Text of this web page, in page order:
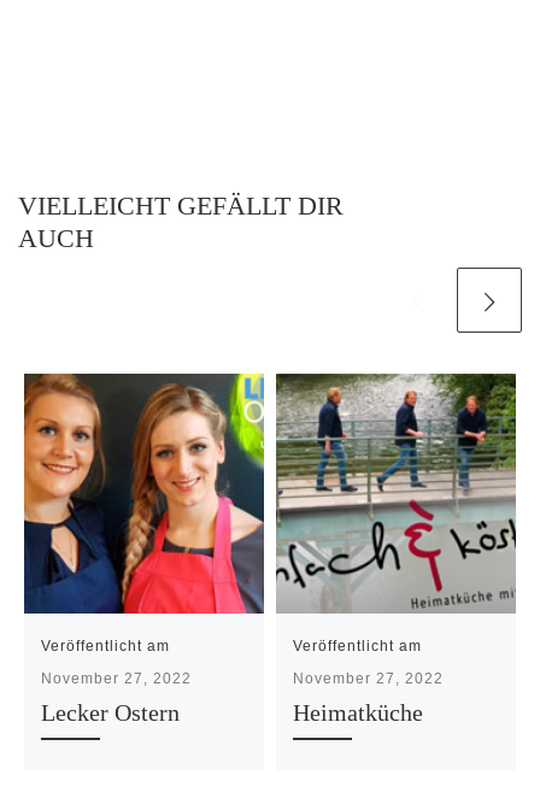
VIELLEICHT GEFÄLLT DIR
AUCH
Veröffentlicht am
November 27, 2022
Lecker Ostern
Veröffentlicht am
November 27, 2022
Heimatküche